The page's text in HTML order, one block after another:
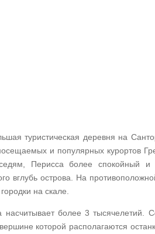
туристическая деревня на
и популярных курортов
Перисса более спокойный и
вглубь острова. На
на скале.
насчитывает более 3
которой располагаются